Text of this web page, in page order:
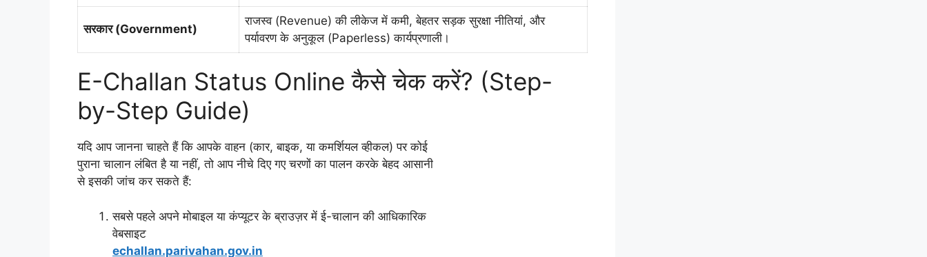
सरकार (Government)
राजस्व (Revenue) की लीकेज में कमी, बेहतर सड़क सुरक्षा नीतियां, और
पर्यावरण के अनुकूल (Paperless) कार्यप्रणाली।
E-Challan Status Online कैसे चेक करें? (Step-
by-Step Guide)
यदि आप जानना चाहते हैं कि आपके वाहन (कार, बाइक, या कमर्शियल व्हीकल) पर कोई
पुराना चालान लंबित है या नहीं, तो आप नीचे दिए गए चरणों का पालन करके बेहद आसानी
से इसकी जांच कर सकते हैं:
सबसे पहले अपने मोबाइल या कंप्यूटर के ब्राउज़र में ई-चालान की आधिकारिक
वेबसाइट
echallan.parivahan.gov.in